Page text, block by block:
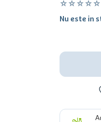
☆ ☆ ☆ ☆ ☆
Nu este in